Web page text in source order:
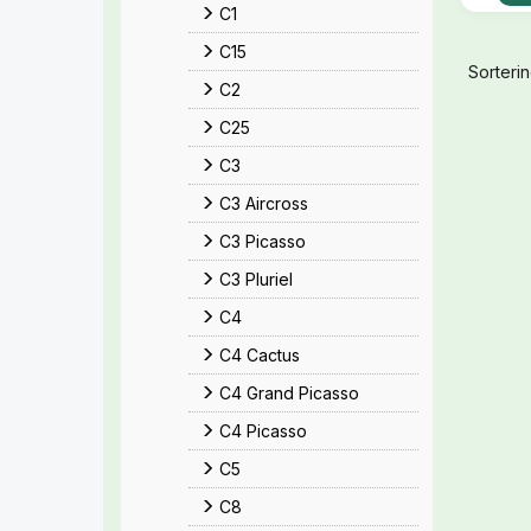
C1
C15
C2
C25
C3
C3 Aircross
C3 Picasso
C3 Pluriel
C4
C4 Cactus
C4 Grand Picasso
C4 Picasso
C5
C8